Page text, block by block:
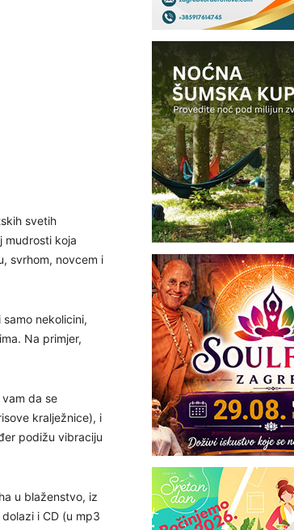
svetih
mudrosti koja
svrhom, novcem i
nekolicini,
Na primjer,
da se
kralježnice), i
podižu vibraciju
u blaženstvo, iz
i CD (u mp3